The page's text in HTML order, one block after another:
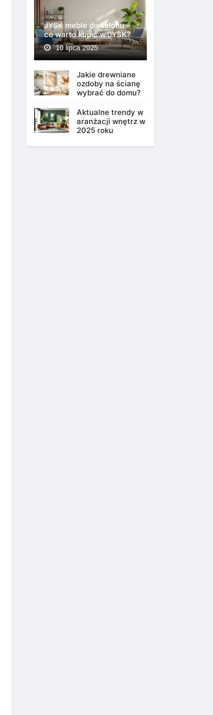
JYSK meble do salonu –
co warto kupić w JYSK?
10 lipca 2025
Jakie drewniane
ozdoby na ścianę
wybrać do domu?
Aktualne trendy w
aranżacji wnętrz w
2025 roku